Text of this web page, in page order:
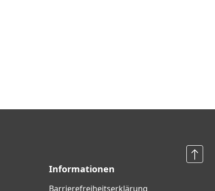
Informationen
Barrierefreiheits­erklärung